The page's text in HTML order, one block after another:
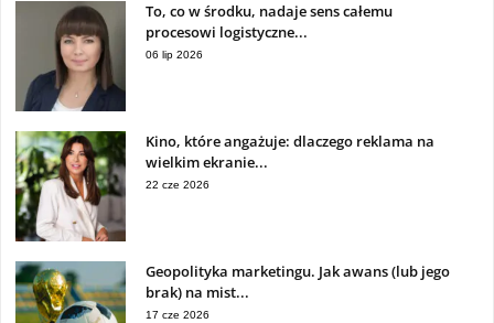
To, co w środku, nadaje sens całemu
procesowi logistyczne...
06 lip 2026
Kino, które angażuje: dlaczego reklama na
wielkim ekranie...
22 cze 2026
Geopolityka marketingu. Jak awans (lub jego
brak) na mist...
17 cze 2026